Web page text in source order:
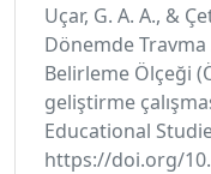
Uçar, G. A. A., &
Dönemde Travma
Belirleme Ölçeği
geliştirme
Educational
https://doi.org/